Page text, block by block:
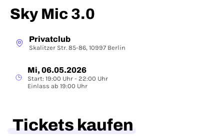
Sky Mic 3.0
Privatclub
Skalitzer Str. 85-86, 10997 Berlin
Mi, 06.05.2026
Start: 19:00 Uhr - 22:00 Uhr
Einlass ab 19:00 Uhr
Tickets kaufen